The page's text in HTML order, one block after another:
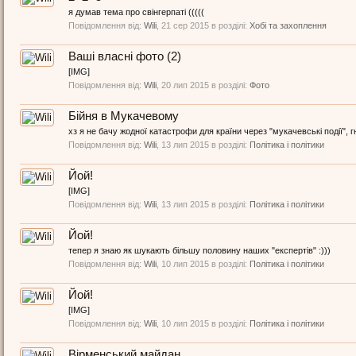
я думав тема про свінгерпаті (((((
Повідомлення від: Wili 21 сер 2015 в розділі: Хобі та захоплення
Ваші власні фото (2)
[IMG]
Повідомлення від: Wili 20 лип 2015 в розділі: Фото
Бійня в Мукачевому
хз я не бачу жодної катастрофи для країни через "мукачевські події",
Повідомлення від: Wili 13 лип 2015 в розділі: Політика і політики
Йой!
[IMG]
Повідомлення від: Wili 13 лип 2015 в розділі: Політика і політики
Йой!
тепер я знаю як шукають більшу половину наших "експертів" :)))
Повідомлення від: Wili 10 лип 2015 в розділі: Політика і політики
Йой!
[IMG]
Повідомлення від: Wili 10 лип 2015 в розділі: Політика і політики